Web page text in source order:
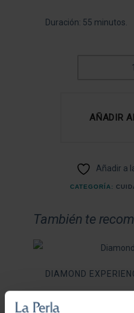
Duración: 55 minutos.
AÑADIR
Añadir a
CATEGORÍA:
También te
DIAMOND